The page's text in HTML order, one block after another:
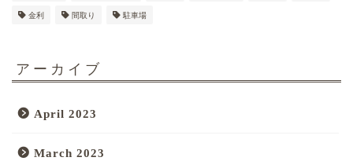
金利 間取り 駐車場
アーカイブ
April 2023
March 2023